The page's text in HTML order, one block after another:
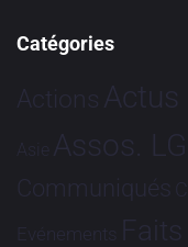
Catégories
Actions Actus
Asie Assos.
Communiqués
Evénements